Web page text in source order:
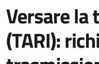
Versare la
(TARI):